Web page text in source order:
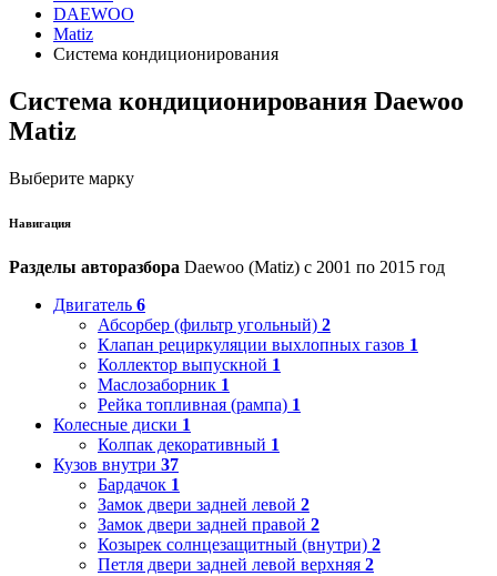
DAEWOO
Matiz
Система кондиционирования
Система кондиционирования Daewoo
Matiz
Выберите марку
Навигация
Разделы авторазбора Daewoo (Matiz) с 2001 по 2015 год
Двигатель 6
Абсорбер (фильтр угольный) 2
Клапан рециркуляции выхлопных газов 1
Коллектор выпускной 1
Маслозаборник 1
Рейка топливная (рампа) 1
Колесные диски 1
Колпак декоративный 1
Кузов внутри 37
Бардачок 1
Замок двери задней левой 2
Замок двери задней правой 2
Козырек солнцезащитный (внутри) 2
Петля двери задней левой верхняя 2